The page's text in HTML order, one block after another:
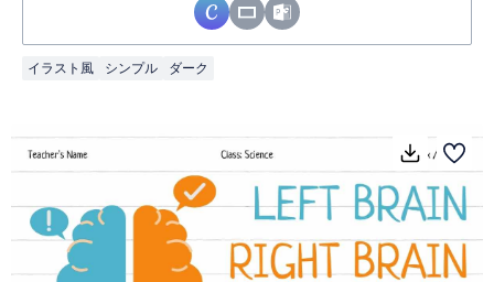
イラスト風 シンプル ダーク